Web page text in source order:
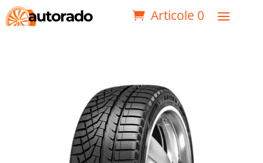
Articole 0